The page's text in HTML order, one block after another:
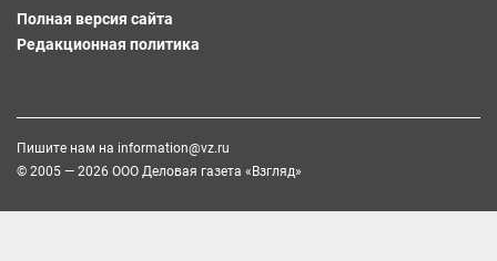
Полная версия сайта
Редакционная политика
Пишите нам на information@vz.ru
© 2005 — 2026 ООО Деловая газета «Взгляд»